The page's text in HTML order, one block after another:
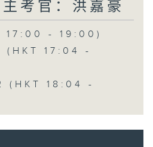
考官：洪嘉豪
17:00 - 19:00)
(HKT 17:04 -
(HKT 18:04 -